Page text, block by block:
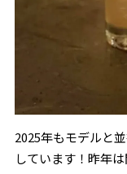
2025年もモデルと
しています！昨年